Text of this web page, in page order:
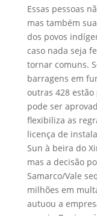
Essas pessoas
mas também
dos povos
caso nada seja
tornar comuns.
barragens em
outras 428
pode ser
flexibiliza as
licença de
Sun à beira do
mas a decisão
Samarco/Vale
milhões em
autuou a